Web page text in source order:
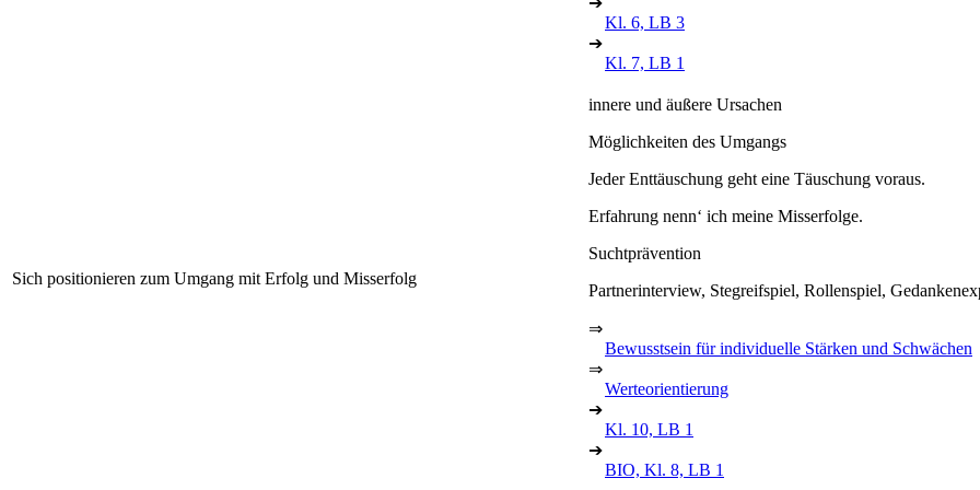
Kl. 6, LB 3
➔
Kl. 7, LB 1
Sich positionieren zum Umgang mit Erfolg und Misserfolg
innere und äußere Ursachen
Möglichkeiten des Umgangs
Jeder Enttäuschung geht eine Täuschung voraus.
Erfahrung nenn‘ ich meine Misserfolge.
Suchtprävention
Partnerinterview, Stegreifspiel, Rollenspiel,
⇒
Bewusstsein für individuelle Stärken und Schwächen
⇒
Werteorientierung
➔
Kl. 10, LB 1
➔
BIO, Kl. 8, LB 1